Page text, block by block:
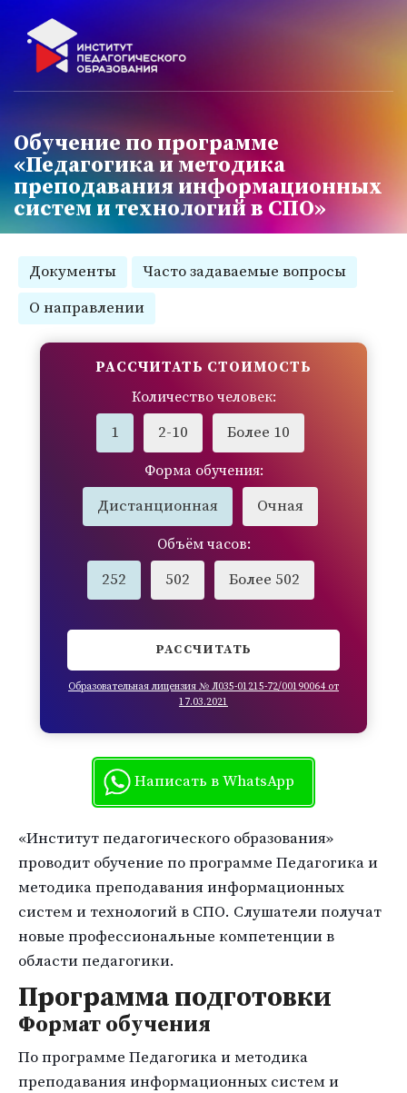
Обучение по программе
«Педагогика и методика
преподавания информационных
систем и технологий в СПО»
Документы
Часто задаваемые вопросы
О направлении
РАССЧИТАТЬ СТОИМОСТЬ
Количество человек:
1 2-10 Более 10
Форма обучения:
Дистанционная Очная
Объём часов:
252 502 Более 502
РАССЧИТАТЬ
Образовательная лицензия № Л035-01215-72/00190064 от
17.03.2021
Написать в WhatsApp
«Институт педагогического образования»
проводит обучение по программе Педагогика и
методика преподавания информационных
систем и технологий в СПО. Слушатели получат
новые профессиональные компетенции в
области педагогики.
Программа подготовки
Формат обучения
По программе Педагогика и методика
преподавания информационных систем и